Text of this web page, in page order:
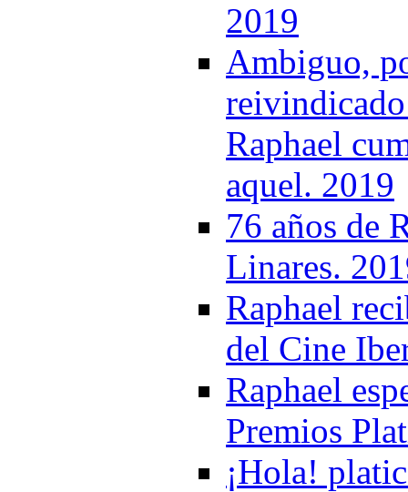
2019
Ambiguo,
reivindicado
Raphael
aquel. 2019
76 años de
Linares.
Raphael
del Cine
Raphael
Premios
¡Hola!